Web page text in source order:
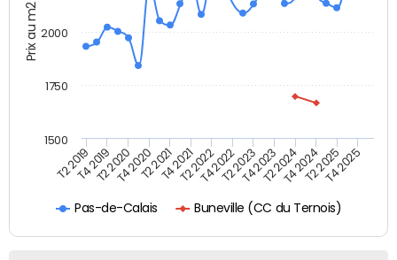
Prix au m2
Pas-de-Calais Buneville (CC du Ternois)
T2 2019T4 2019T2 2020T4 2020T2 2021T4 2021T2 2022T4 2022T2 2023T4 2023T2 2024T4 2024T2 2025T4 2025
2000
1500
1750